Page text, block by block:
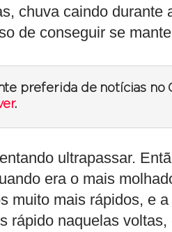
chuva caindo durante
de conseguir se manter
preferida de notícias no
.
ultrapassar.
era o mais
muito mais rápidos, e a
rápido naquelas